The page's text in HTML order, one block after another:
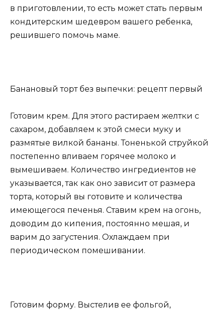
в приготовлении, то есть может стать первым
кондитерским шедевром вашего ребенка,
решившего помочь маме.
Банановый торт без выпечки: рецепт первый
Готовим крем. Для этого растираем желтки с
сахаром, добавляем к этой смеси муку и
размятые вилкой бананы. Тоненькой струйкой
постепенно вливаем горячее молоко и
вымешиваем. Количество ингредиентов не
указывается, так как оно зависит от размера
торта, который вы готовите и количества
имеющегося печенья. Ставим крем на огонь,
доводим до кипения, постоянно мешая, и
варим до загустения. Охлаждаем при
периодическом помешивании.
Готовим форму. Выстелив ее фольгой,